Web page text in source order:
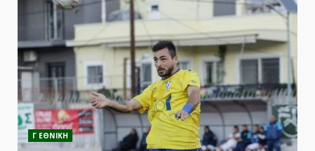
Γ ΕΘΝΙΚΗ